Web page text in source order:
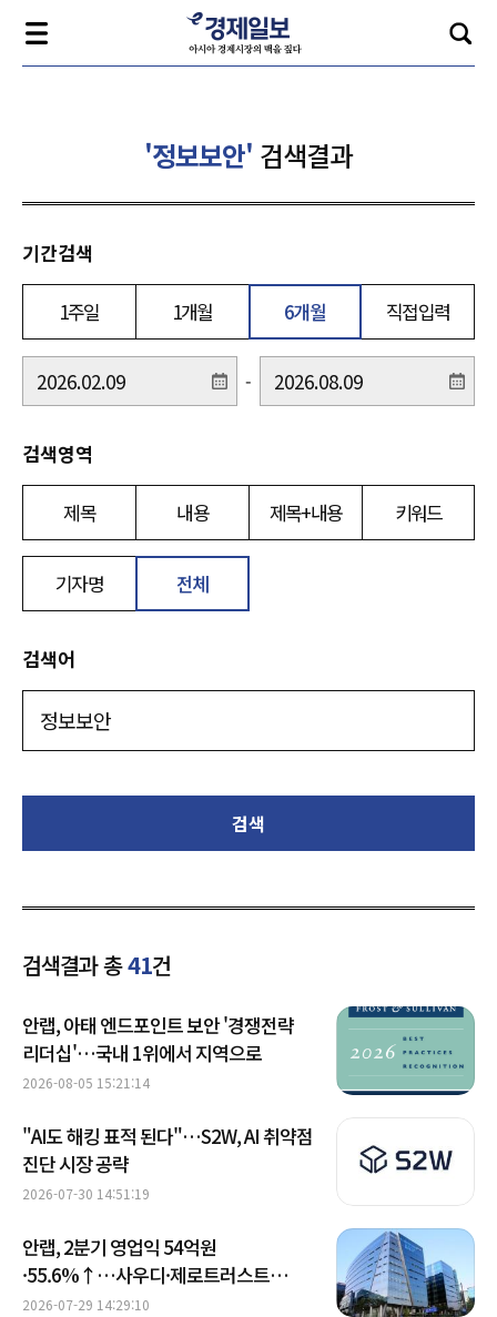
'정보보안' 검색결과
기간검색
1주일 1개월 6개월 직접입력
-
검색영역
제목 내용 제목+내용 키워드
기자명 전체
검색어
검색
검색결과 총41건
안랩, 아태 엔드포인트 보안 '경쟁전략
리더십'…국내 1위에서 지역으로
2026-08-05 15:21:14
"AI도 해킹 표적 된다"…S2W, AI 취약점
진단 시장 공략
2026-07-30 14:51:19
안랩, 2분기 영업익 54억원
·55.6%↑…사우디·제로트러스트
성장
2026-07-29 14:29:10